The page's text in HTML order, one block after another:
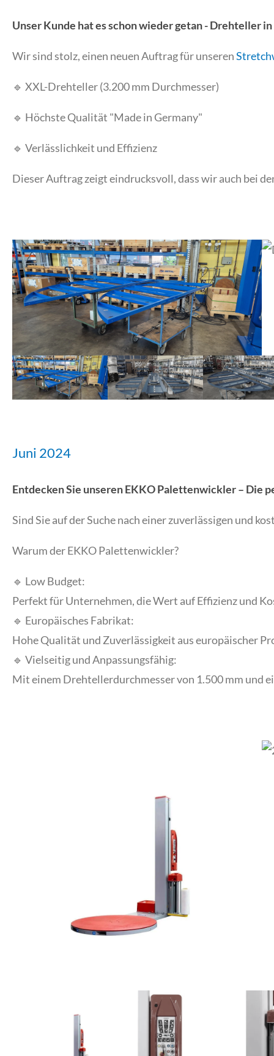
Unser Kunde hat es schon wieder getan - Drehteller
Wir sind stolz, einen neuen Auftrag für unseren
🔹 XXL-Drehteller (3.200 mm Durchmesser)
🔹 Höchste Qualität "Made in Germany"
🔹 Verlässlichkeit und Effizienz
Dieser Auftrag zeigt eindrucksvoll, dass wir auch bei
Juni 2024
Entdecken Sie unseren EKKO Palettenwickler – Die
Sind Sie auf der Suche nach einer zuverlässigen und
Warum der EKKO Palettenwickler?
🔹 Low Budget:
Perfekt für Unternehmen, die Wert auf Effizienz und
🔹 Europäisches Fabrikat:
Hohe Qualität und Zuverlässigkeit aus europäischer
🔹 Vielseitig und Anpassungsfähig:
Mit einem Drehtellerdurchmesser von 1.500 mm und